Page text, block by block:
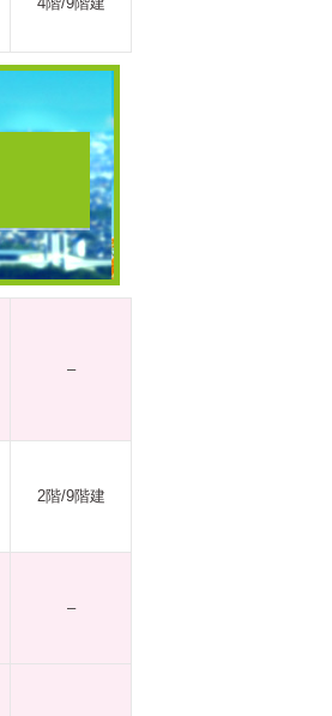
–
2階/9階建
–